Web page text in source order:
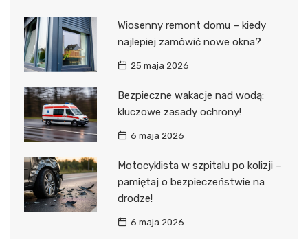
Wiosenny remont domu – kiedy
najlepiej zamówić nowe okna?
25 maja 2026
Bezpieczne wakacje nad wodą:
kluczowe zasady ochrony!
6 maja 2026
Motocyklista w szpitalu po kolizji –
pamiętaj o bezpieczeństwie na
drodze!
6 maja 2026